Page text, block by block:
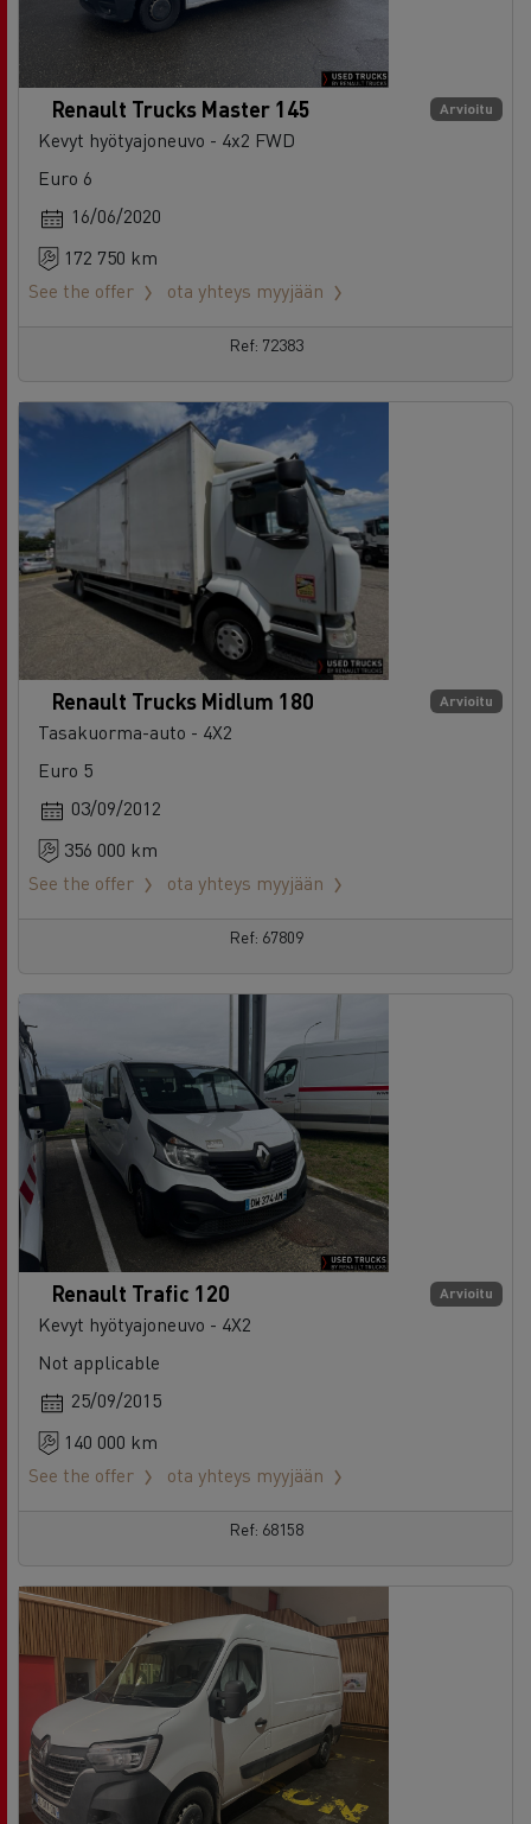
Arvioitu
Renault Trucks Master 145
Kevyt hyötyajoneuvo - 4x2 FWD
Euro 6
16/06/2020
172 750 km
See the offer
ota yhteys myyjään
Ref: 72383
Arvioitu
Renault Trucks Midlum 180
Tasakuorma-auto - 4X2
Euro 5
03/09/2012
356 000 km
See the offer
ota yhteys myyjään
Ref: 67809
Arvioitu
Renault Trafic 120
Kevyt hyötyajoneuvo - 4X2
Not applicable
25/09/2015
140 000 km
See the offer
ota yhteys myyjään
Ref: 68158